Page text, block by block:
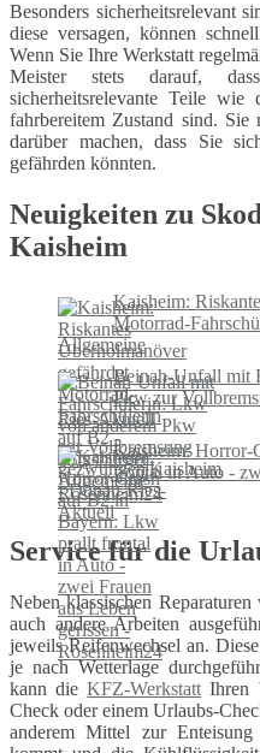
Besonders sicherheitsrelevant
diese versagen, können
Wenn Sie Ihre Werkstatt
Meister stets darauf,
sicherheitsrelevante Teile
fahrbereitem Zustand sind. Sie
darüber machen, dass Sie
gefährden könnten.
Neuigkeiten zu
Kaisheim
Kaisheim:
Motorrad-
Allgemeine
Beinah-Unfall mit
Pkw zur
Ries-Aktuell
Kaisheim: Horror-
frontal in Auto -
Rosenheim24
Service für die
Neben klassischen
auch andere Arbeiten
jeweils Reifenwechsel an.
je nach Wetterlage
kann dieKFZ-Werkstatt Ihren
Check oder einem Urlaubs-
anderem Mittel zur